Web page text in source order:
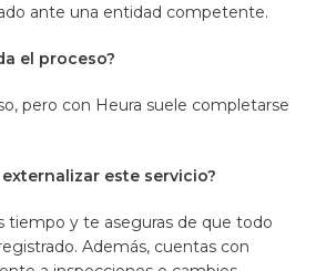
ante una entidad competente.
el proceso?
pero con Heura suele completarse
este servicio?
tiempo y te aseguras de que todo
Además, cuentas con